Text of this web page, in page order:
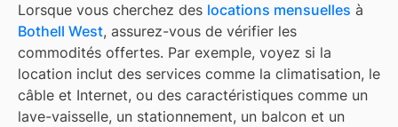
Lorsque vous cherchez des locations mensuelles à
Bothell West, assurez-vous de vérifier les
commodités offertes. Par exemple, voyez si la
location inclut des services comme la climatisation, le
câble et Internet, ou des caractéristiques comme un
lave-vaisselle, un stationnement, un balcon et un